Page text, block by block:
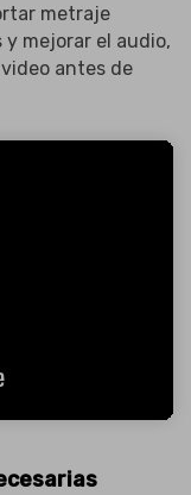
metraje
mejorar el audio,
antes de